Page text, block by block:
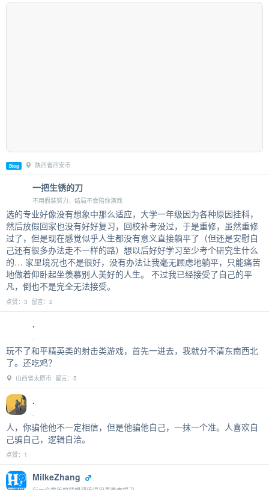
Blog 陕西省西安市
一把生锈的刀
不用假装努力，结局不会陪你演戏
选的专业好像没有想象中那么适应，大学一年级因为各种原因挂科，
然后放假回家也没有好好复习，回校补考没过，于是重修，虽然重修
过了，但是现在感觉似乎人生都没有意义直接躺平了（但还是安慰自
己还有很多办法走不一样的路）想以后好好学习至少考个研究生什么
的… 家里境况也不是很好，没有办法让我毫无顾虑地躺平，只能痛苦
地做着仰卧起坐羡慕别人美好的人生。 不过我已经接受了自己的平
凡，倒也不是完全无法接受。
点赞：3 留言：2
.
.
玩不了和平精英类的射击类游戏，首先一进去，我就分不清东南西北
了。还吃鸡？
山西省太原市 留言：5
.
.
人，你骗他他不一定相信，但是他骗他自己，一抹一个准。人喜欢自
己骗自己，逻辑自洽。
点赞：1
MilkeZhang